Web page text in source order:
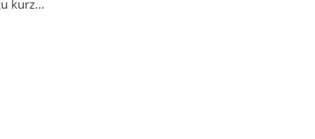
kurz...